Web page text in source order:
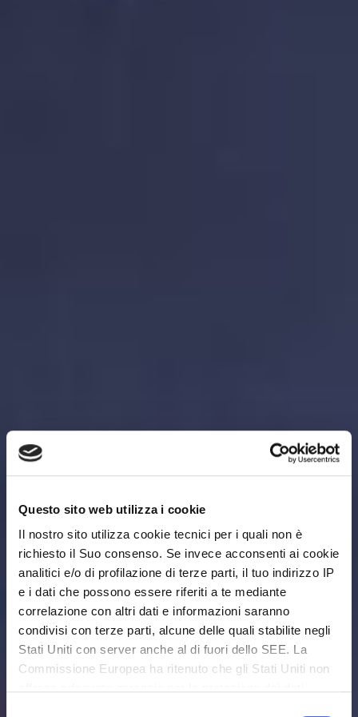
Questo sito web utilizza i cookie
Il nostro sito utilizza cookie tecnici per i quali non è
richiesto il Suo consenso. Se invece acconsenti ai cookie
analitici e/o di profilazione di terze parti, il tuo indirizzo IP
e i dati che possono essere riferiti a te mediante
correlazione con altri dati e informazioni saranno
condivisi con terze parti, alcune delle quali stabilite negli
Stati Uniti con server anche al di fuori dello SEE. La
Commissione Europea ha ritenuto che gli Stati Uniti non